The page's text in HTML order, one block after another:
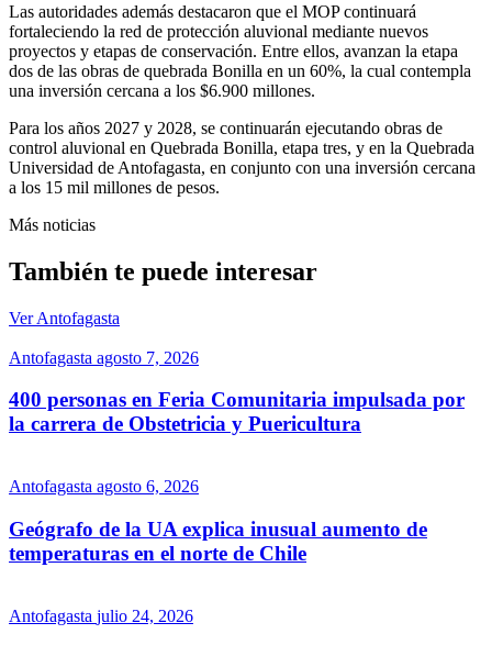
Las autoridades además destacaron que el MOP continuará
fortaleciendo la red de protección aluvional mediante nuevos
proyectos y etapas de conservación. Entre ellos, avanzan la etapa
dos de las obras de quebrada Bonilla en un 60%, la cual contempla
una inversión cercana a los $6.900 millones.
Para los años 2027 y 2028, se continuarán ejecutando obras de
control aluvional en Quebrada Bonilla, etapa tres, y en la Quebrada
Universidad de Antofagasta, en conjunto con una inversión cercana
a los 15 mil millones de pesos.
Más noticias
También te puede interesar
Ver Antofagasta
Antofagasta agosto 7, 2026
400 personas en Feria Comunitaria impulsada por
la carrera de Obstetricia y Puericultura
Antofagasta agosto 6, 2026
Geógrafo de la UA explica inusual aumento de
temperaturas en el norte de Chile
Antofagasta julio 24, 2026